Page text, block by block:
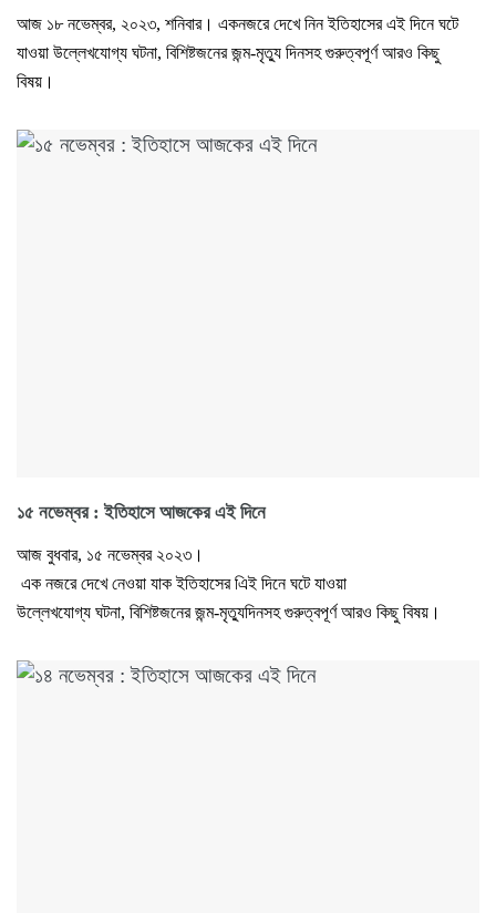
আজ ১৮ নভেম্বর, ২০২৩, শনিবার। একনজরে দেখে নিন ইতিহাসের এই দিনে ঘটে
যাওয়া উল্লেখযোগ্য ঘটনা, বিশিষ্টজনের জন্ম-মৃত্যু দিনসহ গুরুত্বপূর্ণ আরও কিছু
বিষয়।
১৫ নভেম্বর : ইতিহাসে আজকের এই দিনে
আজ বুধবার, ১৫ নভেম্বর ২০২৩।
এক নজরে দেখে নেওয়া যাক ইতিহাসের এিই দিনে ঘটে যাওয়া
উল্লেখযোগ্য ঘটনা, বিশিষ্টজনের জন্ম-মৃত্যুদিনসহ গুরুত্বপূর্ণ আরও কিছু বিষয়।